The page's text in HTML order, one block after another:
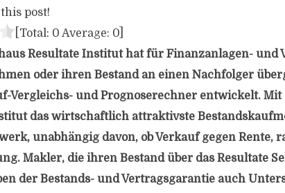
post!
[Total: 0 Average: 0
Resultate Institut hat für Finanzanlagen- und
oder ihren Bestand an einen Nachfolger
Vergleichs- und Prognoserechner entwickelt.
das wirtschaftlich attraktivste
unabhängig davon, ob Verkauf gegen Rente,
Makler, die ihren Bestand über das Resultate
der Bestands- und Vertragsgarantie auch